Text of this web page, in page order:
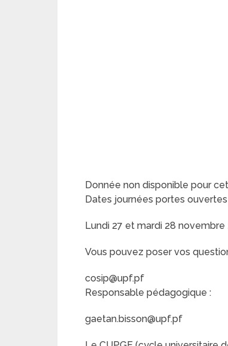
Donnée non disponible pour
Dates journées portes
Lundi 27 et mardi 28 novembre
Vous pouvez poser vos
cosip@upf.pf
Responsable pédagogique :
gaetan.bisson@upf.pf